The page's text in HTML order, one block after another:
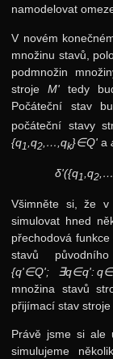
namodelovat
V novém
množinu stavů,
podmnožin
strojeM' tedy
Počáteční stav
počáteční stavy
{q1 ,q2 ,…,qk}∈Q' a
δ'({q1 ,q2
Všimněte si, že
simulovat hned
přechodová funkce
stavů
{q'∈Q'; ∃q∈q':
množina stavů
přijímací stav
Právě jsme si ale
simulujeme